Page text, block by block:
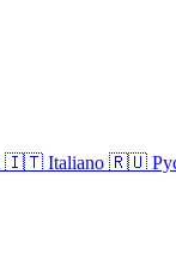
🇮🇹 Italiano 🇷🇺